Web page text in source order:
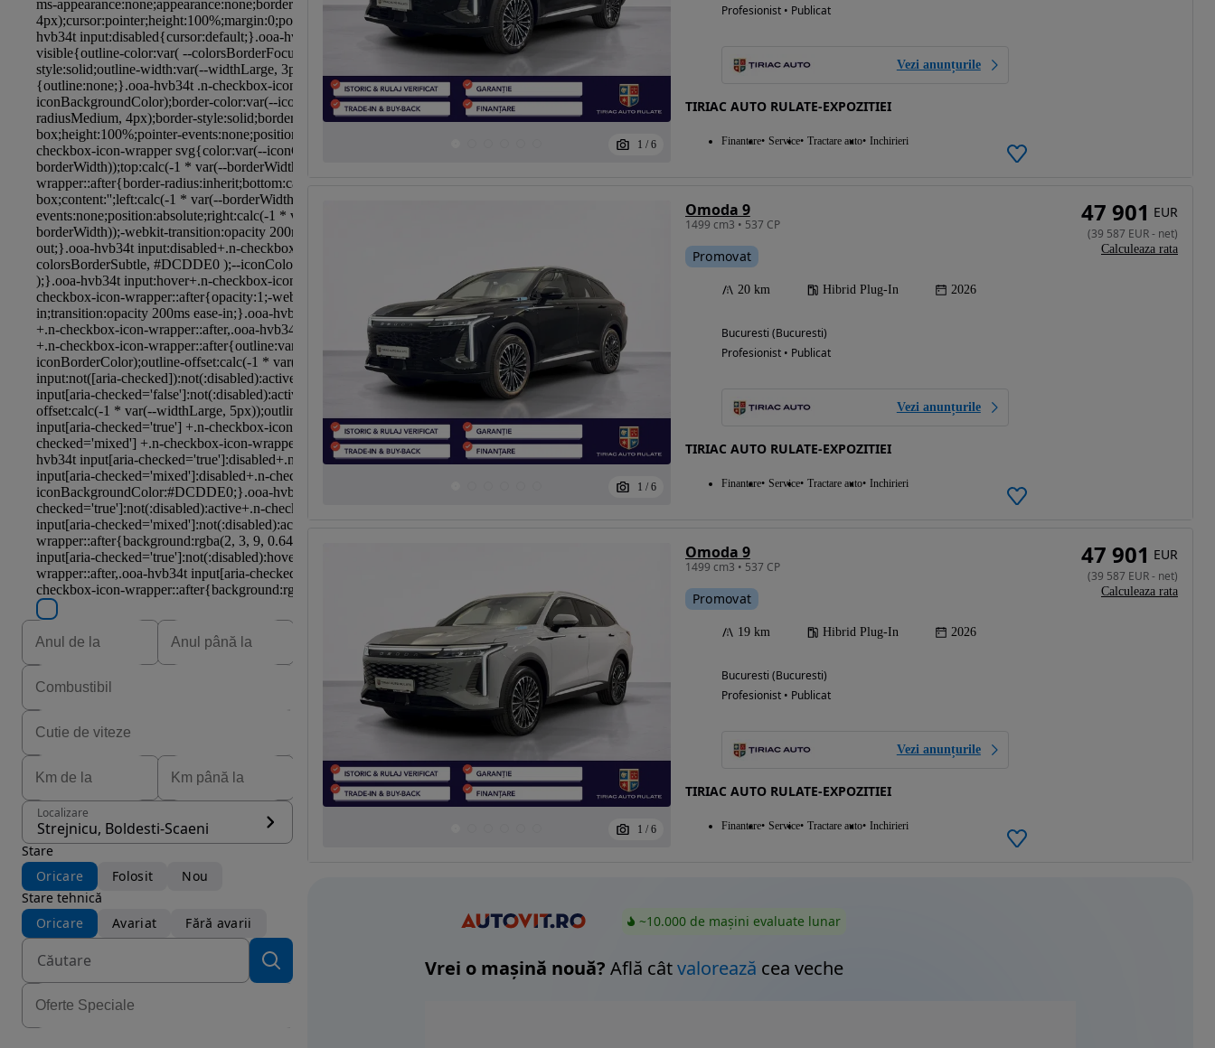
Eligibil pentru
Localizare
Strejnicu, Boldesti-Scaeni
Stare
Oricare
Folosit
Nou
Stare tehnică
Oricare
Avariat Fără avarii
1 / 6
Profesionist • Publicat
Vezi anunțurile
TIRIAC AUTO RULATE-EXPOZITIEI
Finantare Service Tractare auto Inchirieri
1 / 6
Omoda 9
1499 cm3 • 537 CP
Promovat
20 km Hibrid Plug-In 2026
Bucuresti (Bucuresti)
Profesionist • Publicat
Vezi anunțurile
TIRIAC AUTO RULATE-EXPOZITIEI
Finantare Service Tractare auto Inchirieri
47 901 EUR
(39 587 EUR- net)
Calculeaza rata
1 / 6
Omoda 9
1499 cm3 • 537 CP
Promovat
19 km Hibrid Plug-In 2026
Bucuresti (Bucuresti)
Profesionist • Publicat
Vezi anunțurile
TIRIAC AUTO RULATE-EXPOZITIEI
Finantare Service Tractare auto Inchirieri
47 901 EUR
(39 587 EUR- net)
Calculeaza rata
~10.000 de mașini evaluate lunar
Vrei o mașină nouă? Află câtvalorează cea veche